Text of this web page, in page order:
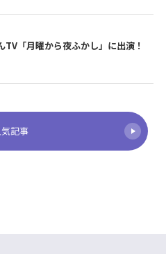
TV「月曜から夜ふかし」に出演！
記事